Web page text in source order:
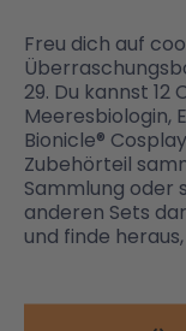
Freu dich auf
29. Du kannst
Meeresbiologin,
Bionicle®
Zubehörteil
Sammlung oder
anderen Sets
und finde